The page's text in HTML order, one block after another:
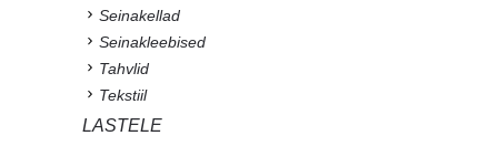
Seinakellad
Seinakleebised
Tahvlid
Tekstiil
LASTELE